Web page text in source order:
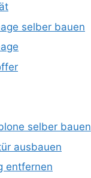
selber bauen
selber bauen
ausbauen
entfernen